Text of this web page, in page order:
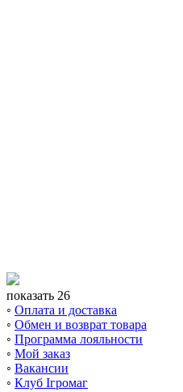
показать 26
◦ Оплата и доставка
◦ Обмен и возврат товара
◦ Программа лояльности
◦ Мой заказ
◦ Вакансии
◦ Клуб Ігромаг